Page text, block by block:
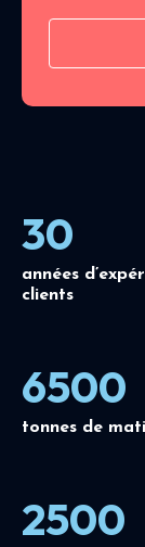
30
années
clients
6500
tonnes de
2500